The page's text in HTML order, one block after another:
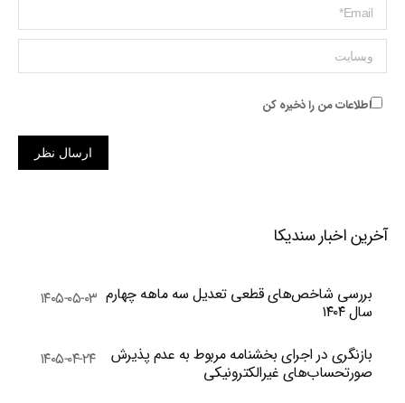
ایمیل *
وبسایت
اطلاعات من را ذخیره کن
ارسال نظر
آخرین اخبار سندیکا
بررسی شاخص‌های قطعی تعدیل سه ماهه چهارم
سال ۱۴۰۴
۱۴۰۵-۰۵-۰۳
بازنگری در اجرای بخشنامه مربوط به عدم پذیرش
صورتحساب‌های غیرالکترونیکی
۱۴۰۵-۰۴-۲۴